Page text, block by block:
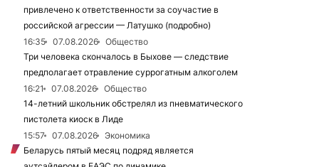
привлечено к ответственности за соучастие в
российской агрессии — Латушко (подробно)
16:35
07.08.2026
Общество
Три человека скончалось в Быхове — следствие
предполагает отравление суррогатным алкоголем
16:21
07.08.2026
Общество
14-летний школьник обстрелял из пневматического
пистолета киоск в Лиде
15:57
07.08.2026
Экономика
Беларусь пятый месяц подряд является